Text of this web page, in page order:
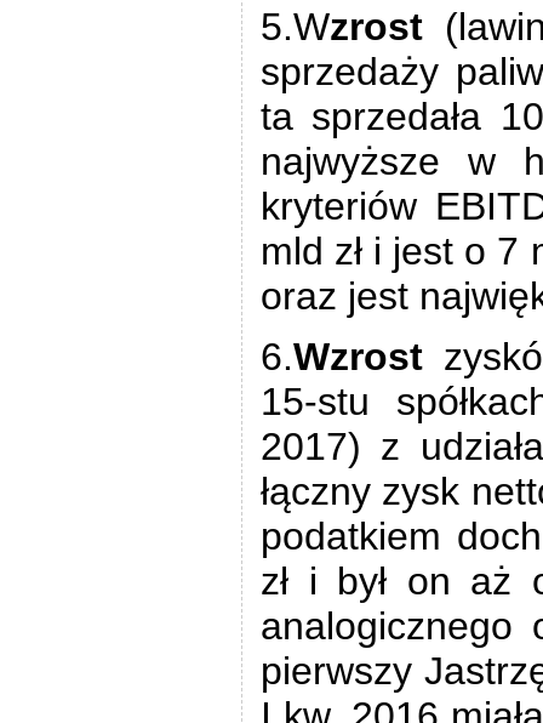
5.Wzrost
sprzedaży
ta sprzedała
najwyższe w
kryteriów
mld zł i jest o 7
oraz jest
6.Wzrost
15-stu
2017) z
łączny zysk
podatkiem
zł i był on aż
analogicznego
pierwszy